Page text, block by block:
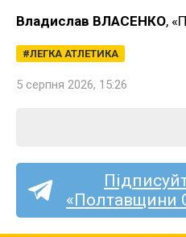
Владислав ВЛАСЕНКО,
ЛЕГКА АТЛЕТИКА
5 серпня 2026, 15:26
«Полтавщини